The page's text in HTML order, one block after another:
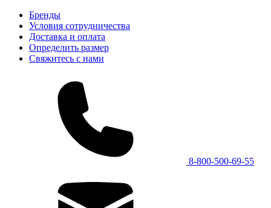
Бренды
Условия сотрудничества
Доставка и оплата
Определить размер
Свяжитесь с нами
8-800-500-69-55